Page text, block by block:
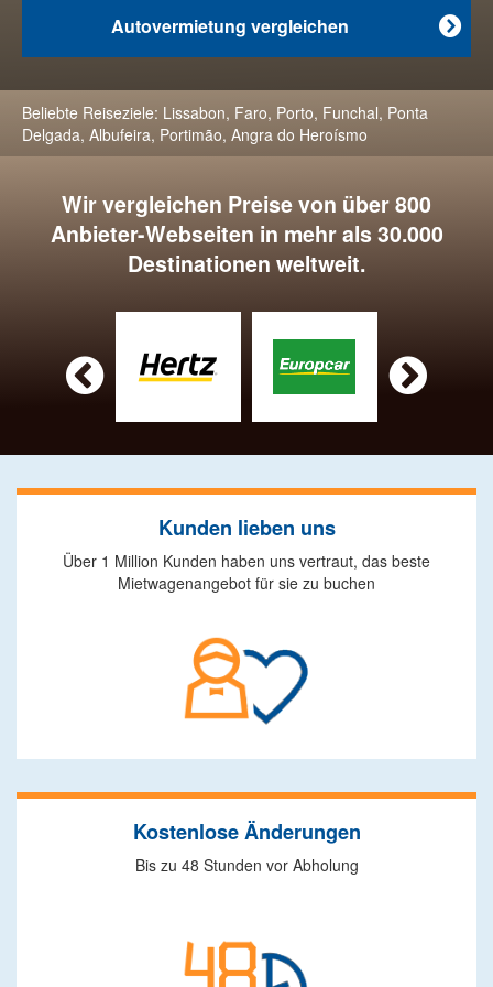

Autovermietung vergleichen
Beliebte Reiseziele: Lissabon, Faro, Porto, Funchal, Ponta
Delgada, Albufeira, Portimão, Angra do Heroísmo
Wir vergleichen Preise von über 800
Anbieter-Webseiten in mehr als 30.000
Destinationen weltweit.
 
Kunden lieben uns
Über 1 Million Kunden haben uns vertraut, das beste
Mietwagenangebot für sie zu buchen
Kostenlose Änderungen
Bis zu 48 Stunden vor Abholung